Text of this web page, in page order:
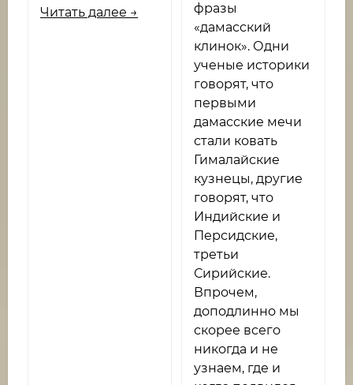
Читать далее →
фразы
«дамасский
клинок». Одни
ученые историки
говорят, что
первыми
дамасские мечи
стали ковать
Гималайские
кузнецы, другие
говорят, что
Индийские и
Персидские,
третьи
Сирийские.
Впрочем,
доподлинно мы
скорее всего
никогда и не
узнаем, где и